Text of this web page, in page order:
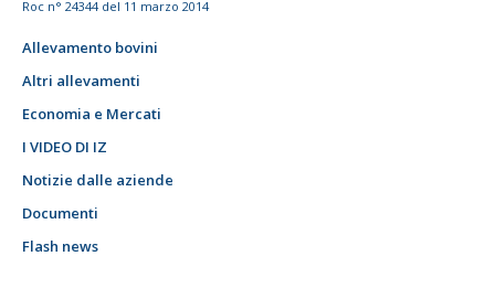
Roc n° 24344 del 11 marzo 2014
Allevamento bovini
Altri allevamenti
Economia e Mercati
I VIDEO DI IZ
Notizie dalle aziende
Documenti
Flash news